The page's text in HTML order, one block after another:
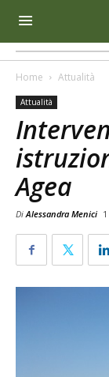
Home Attualità
Attualità
Agea
DiAlessandra Menici